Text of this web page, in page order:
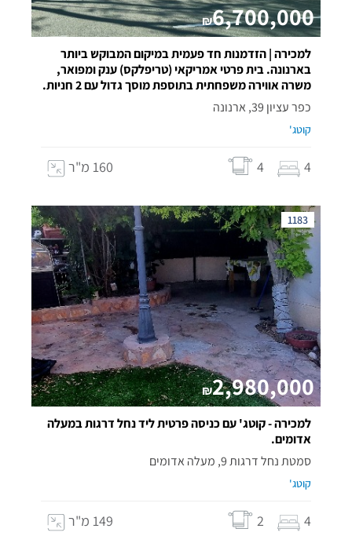
₪6,700,000
למכירה | הזדמנות חד פעמית במיקום המבוקש ביותר
בארנונה. בית פרטי אמריקאי (טריפלקס) ענק ומפואר,
משרה אווירה משפחתית בתוספת מוסך גדול עם 2 חניות.
כפר עציון 39, ארנונה
קוטג'
4
4 160 מ"ר
1183
₪2,980,000
למכירה - קוטג' עם כניסה פרטית ליד נחל דרגות במעלה
אדומים.
סמטת נחל דרגות 9, מעלה אדומים
קוטג'
4
2 149 מ"ר